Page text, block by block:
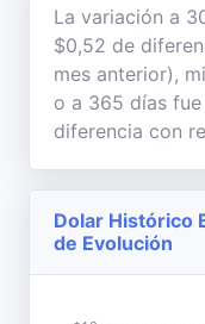
La variación a
$0,52 de
mes anterior),
o a 365 días
diferencia con
Dolar Histórico
de Evolución